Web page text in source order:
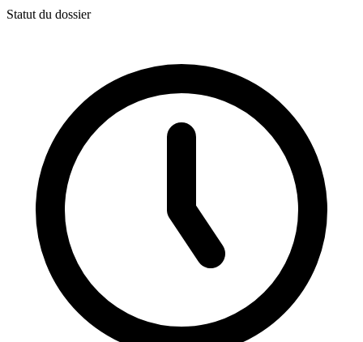
Statut du dossier